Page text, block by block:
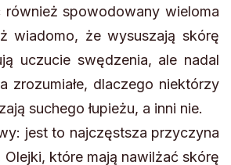
również spowodowany wieloma
wiadomo, że wysuszają skórę
uczucie swędzenia, ale nadal
zrozumiałe, dlaczego niektórzy
suchego łupieżu, a inni nie.
jest to najczęstsza przyczyna
Olejki, które mają nawilżać skórę